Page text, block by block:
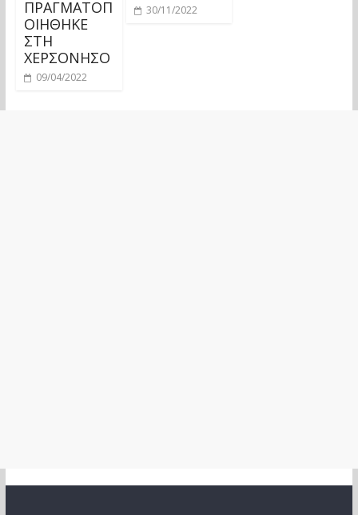
ΠΡΑΓΜΑΤΟΠ
ΟΙΗΘΗΚΕ
ΣΤΗ
ΧΕΡΣΟΝΗΣΟ
09/04/2022
30/11/2022